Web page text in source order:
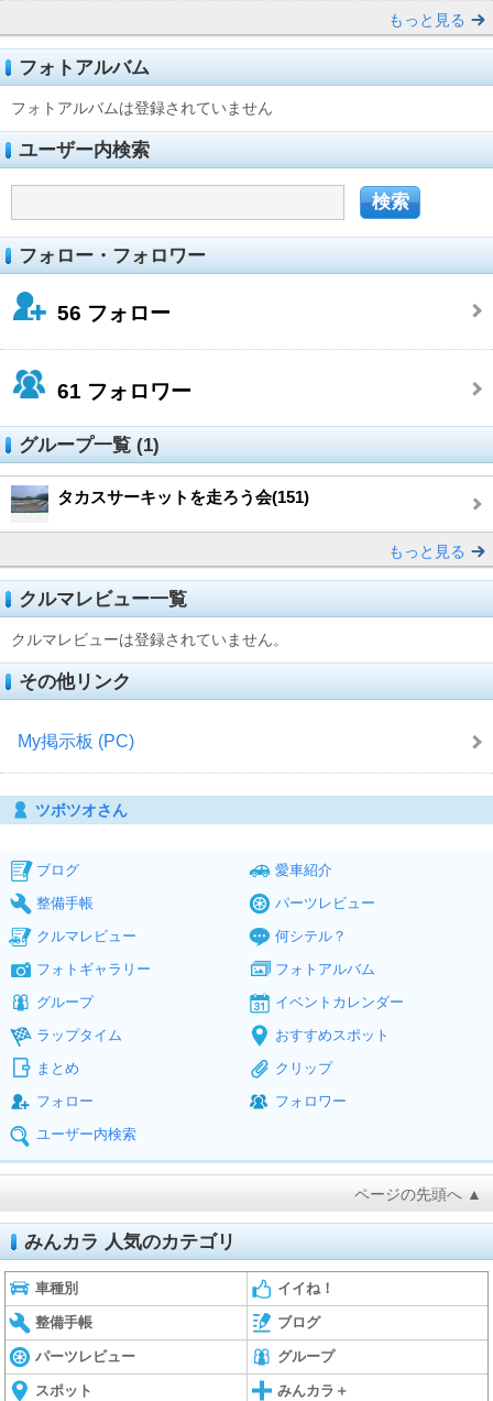
もっと見る
フォトアルバム
フォトアルバムは登録されていません
ユーザー内検索
フォロー・フォロワー
56 フォロー
61 フォロワー
グループ一覧 (1)
タカスサーキットを走ろう会(151)
もっと見る
クルマレビュー一覧
クルマレビューは登録されていません。
その他リンク
My掲示板 (PC)
ツボツオさん
ブログ
愛車紹介
整備手帳
パーツレビュー
クルマレビュー
何シテル？
フォトギャラリー
フォトアルバム
グループ
イベントカレンダー
ラップタイム
おすすめスポット
まとめ
クリップ
フォロー
フォロワー
ユーザー内検索
ページの先頭へ ▲
みんカラ 人気のカテゴリ
車種別 イイね！
整備手帳 ブログ
パーツレビュー グループ
スポット みんカラ＋